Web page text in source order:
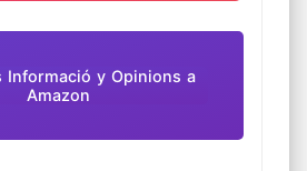
Informació y Opinions a
Amazon